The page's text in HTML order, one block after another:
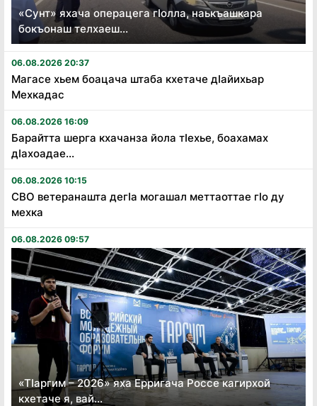
«Сунт» яхача операцега гӏолла, наькъашкара
бокъонаш телхаеш...
06.08.2026 20:37
Магасе хьем боацача штаба кхетаче дӏайихьар
Мехкадас
06.08.2026 16:09
Барайтта шерга кхачанза йола тӏехье, боахамах
дӏахоадае...
06.08.2026 10:15
СВО ветеранашта дегӏа могашал меттаоттае гӏо ду
мехка
06.08.2026 09:57
«Тӏаргим – 2026» яха Ерригача Россе кагирхой
кхетаче я, вай...